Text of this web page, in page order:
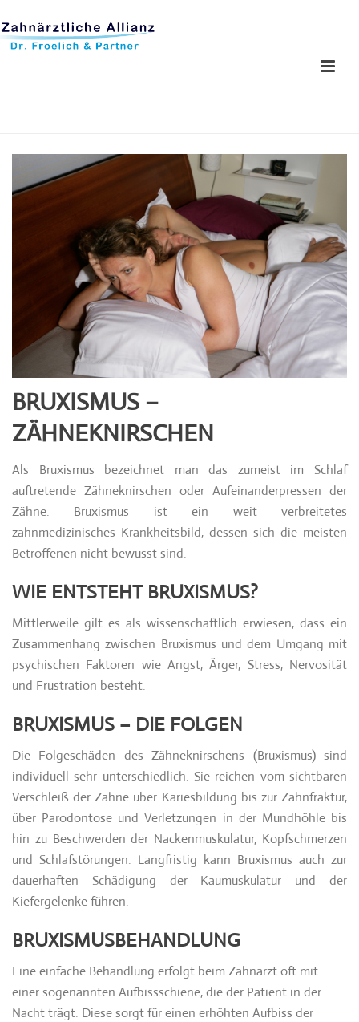
BRUXISMUS –
ZÄHNEKNIRSCHEN
Als Bruxismus bezeichnet man das zumeist im Schlaf
auftretende Zähneknirschen oder Aufeinanderpressen der
Zähne. Bruxismus ist ein weit verbreitetes
zahnmedizinisches Krankheitsbild, dessen sich die meisten
Betroffenen nicht bewusst sind.
WIE ENTSTEHT BRUXISMUS?
Mittlerweile gilt es als wissenschaftlich erwiesen, dass ein
Zusammenhang zwischen Bruxismus und dem Umgang mit
psychischen Faktoren wie Angst, Ärger, Stress, Nervosität
und Frustration besteht.
BRUXISMUS – DIE FOLGEN
Die Folgeschäden des Zähneknirschens (Bruxismus) sind
individuell sehr unterschiedlich. Sie reichen vom sichtbaren
Verschleiß der Zähne über Kariesbildung bis zur Zahnfraktur,
über Parodontose und Verletzungen in der Mundhöhle bis
hin zu Beschwerden der Nackenmuskulatur, Kopfschmerzen
und Schlafstörungen. Langfristig kann Bruxismus auch zur
dauerhaften Schädigung der Kaumuskulatur und der
Kiefergelenke führen.
BRUXISMUSBEHANDLUNG
Eine einfache Behandlung erfolgt beim Zahnarzt oft mit
einer sogenannten Aufbissschiene, die der Patient in der
Nacht trägt. Diese sorgt für einen erhöhten Aufbiss der